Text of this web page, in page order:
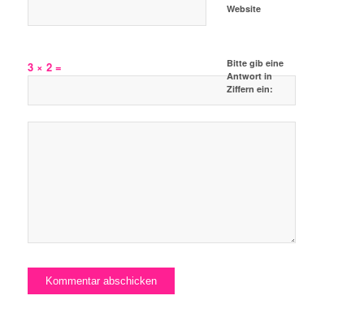
Website
Bitte gib eine
Antwort in
Ziffern ein:
3 × 2 =